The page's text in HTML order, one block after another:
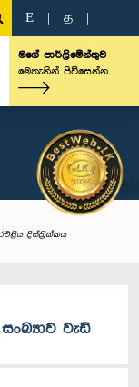
E த
මගේ පාර්ලිමේන්තුව
මෙතැනින් පිවිසෙන්න
දිස්ත්‍රික්කය
සංඛ්‍යාව වැඩි